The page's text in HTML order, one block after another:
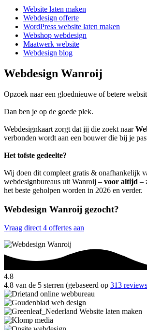
Website laten maken
Webdesign offerte
WordPress website laten maken
Webshop webdesign
Maatwerk website
Webdesign blog
Webdesign Wanroij
Opzoek naar een gloednieuwe of betere
Dan ben je op de goede plek.
Webdesignkaart zorgt dat jij die zoekt naar
verbonden wordt aan een bouwer die bij je
Het tofste gedeelte?
Wij doen dit compleet gratis & onafhankelijk
webdesignbureaus uit Wanroij – voor altijd –
het beste geholpen worden in 2026 en verder.
Webdesign Wanroij gezocht?
Vraag direct 4 offertes aan
4.8
4.8 van de 5 sterren (gebaseerd op 313 reviews